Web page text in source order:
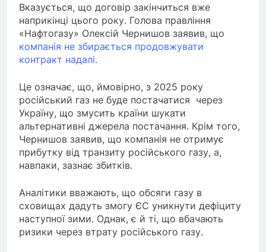
Вказується, що договір закінчиться вже
наприкінці цього року. Голова правління
«Нафтогазу» Олексій Чернишов заявив, що
компанія не збирається продовжувати
контракт надалі.
Це означає, що, ймовірно, з 2025 року
російський газ не буде постачатися через
Україну, що змусить країни шукати
альтернативні джерела постачання. Крім того,
Чернишов заявив, що компанія не отримує
прибутку від транзиту російського газу, а,
навпаки, зазнає збитків.
Аналітики вважають, що обсяги газу в
сховищах дадуть змогу ЄС уникнути дефіциту
наступної зими. Однак, є й ті, що вбачають
ризики через втрату російського газу.